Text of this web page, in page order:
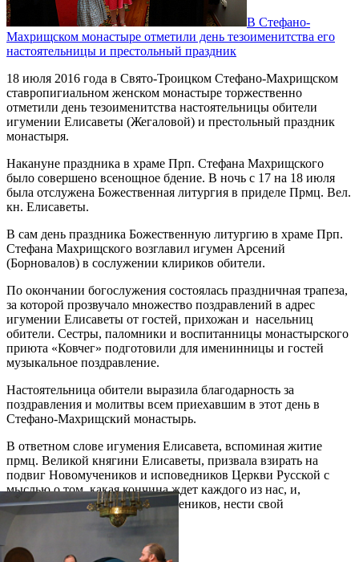
В Стефано-
Махрищском монастыре отметили день тезоименитства его
настоятельницы и престольный праздник
18 июля 2016 года в Свято-Троицком Стефано-Махрищском
ставропигиальном женском монастыре торжественно
отметили день тезоименитства настоятельницы обители
игумении Елисаветы (Жегаловой) и престольный праздник
монастыря.
Накануне праздника в храме Прп. Стефана Махрищского
было совершено всенощное бдение. В ночь с 17 на 18 июля
была отслужена Божественная литургия в приделе Прмц. Вел.
кн. Елисаветы.
В сам день праздника Божественную литургию в храме Прп.
Стефана Махрищского возглавил игумен Арсений
(Борновалов) в сослужении клириков обители.
По окончании богослужения состоялась праздничная трапеза,
за которой прозвучало множество поздравлений в адрес
игумении Елисаветы от гостей, прихожан и насельниц
обители. Сестры, паломники и воспитанницы монастырского
приюта «Ковчег» подготовили для именинницы и гостей
музыкальное поздравление.
Настоятельница обители выразила благодарность за
поздравления и молитвы всем приехавшим в этот день в
Стефано-Махрищский монастырь.
В ответном слове игумения Елисавета, вспоминая житие
прмц. Великой княгини Елисаветы, призвала взирать на
подвиг Новомучеников и исповедников Церкви Русской с
мыслью о том, какая кончина ждет каждого из нас, и,
укрепляясь примером Новомучеников, нести свой
христианский подвиг.
Распечатать